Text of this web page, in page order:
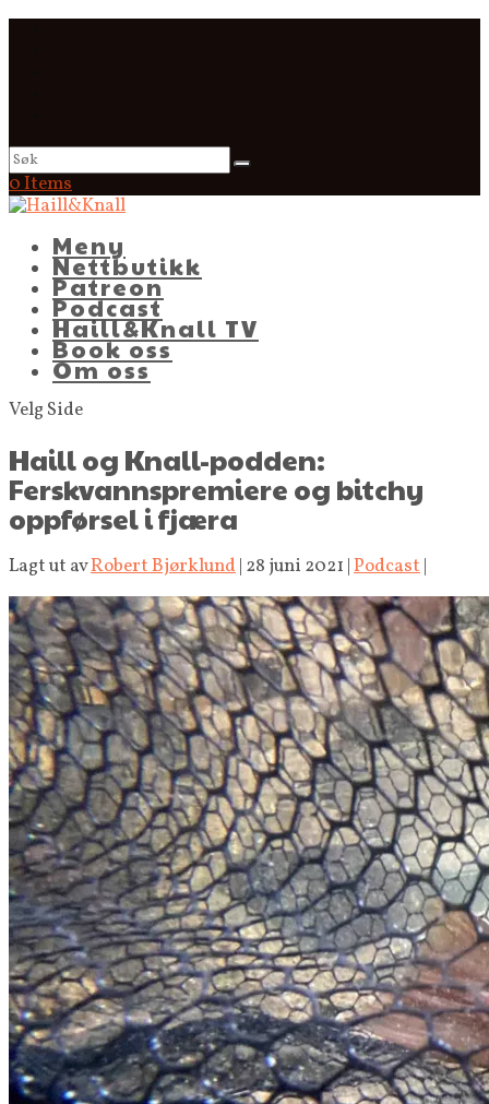
0 Items
Meny
Nettbutikk
Patreon
Podcast
Haill&Knall TV
Book oss
Om oss
Velg Side
Haill og Knall-podden:
Ferskvannspremiere og bitchy
oppførsel i fjæra
Lagt ut avRobert Bjørklund | 28 juni 2021 |Podcast |